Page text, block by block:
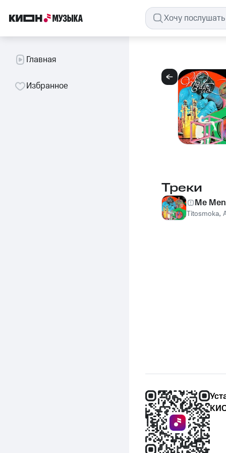
Главная
Избранное
Треки
Me
Titosmoka,